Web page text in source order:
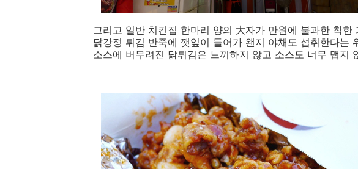
그리고 일반 치킨집 한마리 양의 大자가 만원에 불과한 착한
닭강정 튀김 반죽에 깻잎이 들어가 왠지 야채도 섭취한다는
소스에 버무려진 닭튀김은 느끼하지 않고 소스도 너무 맵지